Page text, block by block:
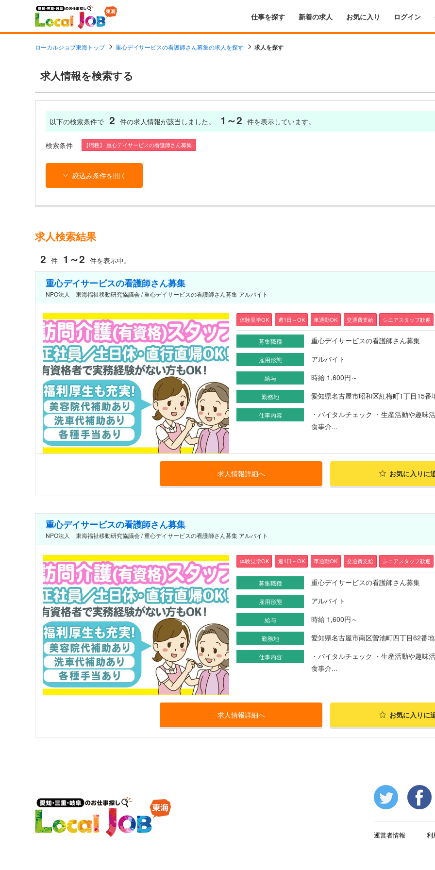
仕事を探す 新着の求人 お気に入り ログイン
ローカルジョブ東海トップ 重心デイサービスの看護師さん募集の求人を探す 求人を探す
求人情報を検索する
以下の検索条件で 2 件の求人情報が該当しました。 1～2 件を表示しています。
検索条件 【職種】 重心デイサービスの看護師さん募集
絞込み条件を開く
求人検索結果
2 件 1～2 件を表示中。
重心デイサービスの看護師さん募集
NPO法人 東海福祉移動研究協議会 / 重心デイサービスの看護師さん募集 アルバイト
体験見学OK 週1日～OK 車通勤OK 交通費支給 シニアスタッフ歓迎
募集職種 重心デイサービスの看護師さん募集
雇用形態 アルバイト
給与 時給 1,600円～
勤務地 愛知県名古屋市昭和区紅梅町1丁目15番
仕事内容
・バイタルチェック ・生産活動や趣味
食事介...
求人情報詳細へ お気に入りに
重心デイサービスの看護師さん募集
NPO法人 東海福祉移動研究協議会 / 重心デイサービスの看護師さん募集 アルバイト
体験見学OK 週1日～OK 車通勤OK 交通費支給 シニアスタッフ歓迎
募集職種 重心デイサービスの看護師さん募集
雇用形態 アルバイト
給与 時給 1,600円～
勤務地 愛知県名古屋市南区曽池町四丁目62番
仕事内容
・バイタルチェック ・生産活動や趣味
食事介...
求人情報詳細へ お気に入りに
運営者情報 利